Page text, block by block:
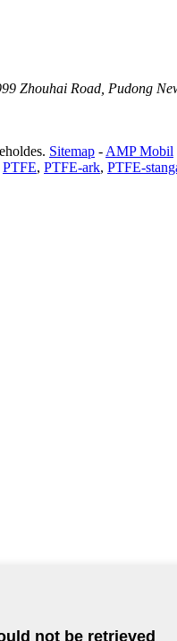
Zhouhai Road, Pudong
Sitemap - AMP Mobil
PTFE, PTFE-ark, PTFE-